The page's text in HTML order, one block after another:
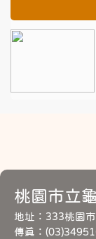
桃園市立
地址：333桃園
傳真：